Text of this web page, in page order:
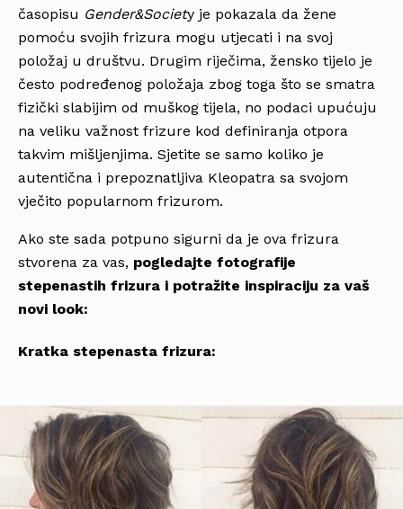
časopisu Gender&Society je pokazala da žene
pomoću svojih frizura mogu utjecati i na svoj
položaj u društvu. Drugim riječima, žensko tijelo je
često podređenog položaja zbog toga što se smatra
fizički slabijim od muškog tijela, no podaci upućuju
na veliku važnost frizure kod definiranja otpora
takvim mišljenjima. Sjetite se samo koliko je
autentična i prepoznatljiva Kleopatra sa svojom
vječito popularnom frizurom.
Ako ste sada potpuno sigurni da je ova frizura
stvorena za vas, pogledajte fotografije
stepenastih frizura i potražite inspiraciju za vaš
novi look:
Kratka stepenasta frizura: